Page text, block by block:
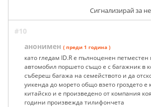
Сигнализирай за
#10
анонимен ( преди 1 година )
като гледам ID.R е пълноценен петместен
автомобил поршето също е с багажник в
събереш багажа на семейството и да
уикенда до морето общо взето гроздето е
китайско и е произведено от компания
години произвежда тилифончета